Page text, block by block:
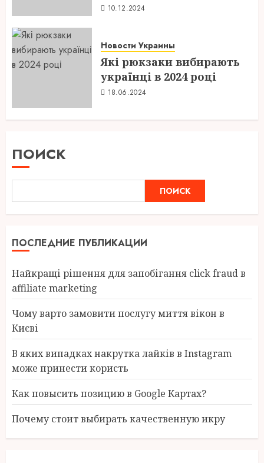
10.12.2024
Новости Украины
Які рюкзаки вибирають
українці в 2024 році
18.06.2024
ПОИСК
ПОИСК
ПОСЛЕДНИЕ ПУБЛИКАЦИИ
Найкращі рішення для запобігання click fraud в
affiliate marketing
Чому варто замовити послугу миття вікон в
Києві
В яких випадках накрутка лайків в Instagram
може принести користь
Как повысить позицию в Google Картах?
Почему стоит выбирать качественную икру